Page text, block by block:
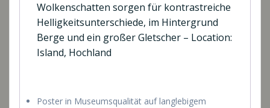
Wolkenschatten sorgen für kontrastreiche
Helligkeitsunterschiede, im Hintergrund
Berge und ein großer Gletscher – Location:
Island, Hochland
Poster in Museumsqualität auf langlebigem